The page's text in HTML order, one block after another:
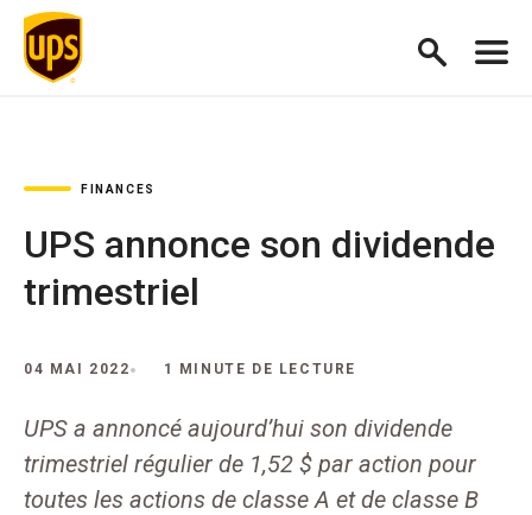
FINANCES
UPS annonce son dividende
trimestriel
04 MAI 2022 1 MINUTE DE LECTURE
UPS a annoncé aujourd’hui son dividende
trimestriel régulier de 1,52 $ par action pour
toutes les actions de classe A et de classe B